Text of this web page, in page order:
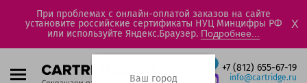
При проблемах с онлайн-оплатой заказов на сайте
установите российские сертификаты НУЦ Минцифры РФ
или используйте Яндекс.Браузер. Подробнее...
X
+7 (812) 655-67-19
info@cartridge.ru
Ваш город